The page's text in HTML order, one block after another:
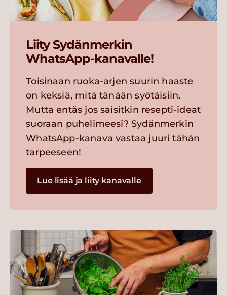
Liity Sydänmerkin
WhatsApp-kanavalle!
Toisinaan ruoka-arjen suurin haaste
on keksiä, mitä tänään syötäisiin.
Mutta entäs jos saisitkin resepti-ideat
suoraan puhelimeesi? Sydänmerkin
WhatsApp-kanava vastaa juuri tähän
tarpeeseen!
Lue lisää ja liity kanavalle